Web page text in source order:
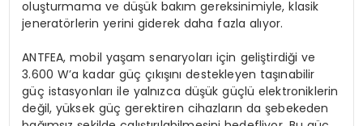
oluşturmama ve düşük bakım gereksinimiyle, klasik
jeneratörlerin yerini giderek daha fazla alıyor.
ANTFEA, mobil yaşam senaryoları için geliştirdiği ve
3.600 W’a kadar güç çıkışını destekleyen taşınabilir
güç istasyonları ile yalnızca düşük güçlü elektroniklerin
değil, yüksek güç gerektiren cihazların da şebekeden